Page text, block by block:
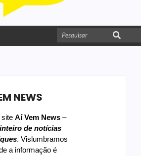
NEWS
site Aí Vem News –
de notícias
. Vislumbramos
a informação é